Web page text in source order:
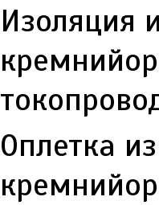
Изоляция
Оплетка